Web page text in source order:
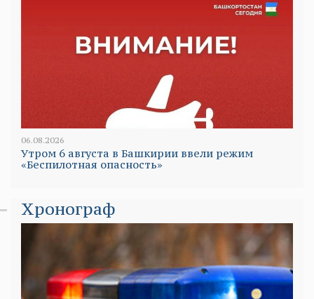
06.08.2026
Утром 6 августа в Башкирии ввели режим
«Беспилотная опасность»
Хронограф